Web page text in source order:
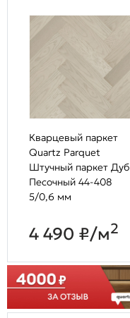
Кварцевый паркет
Quartz Parquet
Штучный паркет Дуб
Песочный 44-408
5/0,6 мм
4 490 ₽/м2